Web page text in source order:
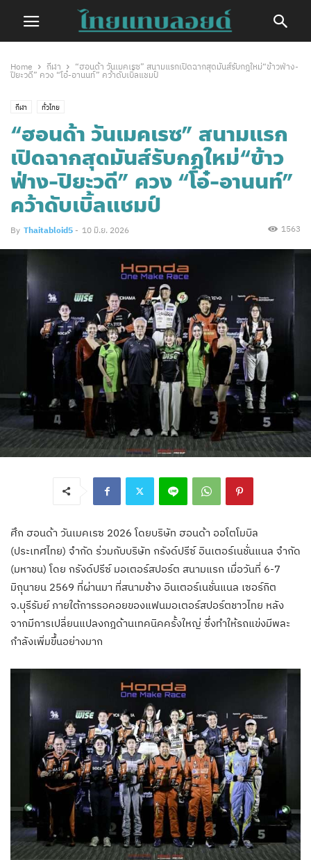
Home กีฬา
“ฮอนด้า วันเมคเรซ” สนามแรกเปิดฉากสุดมันส์รับกฎใหม่“ข้าวฟ่าง-
ปิยะวดี” ควง “โอ๋-อานนท์” คว้าดับเบิ้ลแชมป์
กีฬา ทั่วไทย
“ฮอนด้า วันเมคเรซ” สนามแรก
เปิดฉากสุดมันส์รับกฎใหม่“ข้าว
ฟ่าง-ปิยะวดี” ควง “โอ๋-อานนท์”
คว้าดับเบิ้ลแชมป์
By Thaitabloid5 - 10 มิ.ย. 2026 1563
ศึก ฮอนด้า วันเมคเรซ 2026 โดยบริษัท ฮอนด้า ออโตโมบิล
(ประเทศไทย) จำกัด ร่วมกับบริษัท กรังด์ปรีซ์ อินเตอร์เนชั่นแนล จำกัด
(มหาชน) โดย กรังด์ปรีซ์ มอเตอร์สปอร์ต สนามแรก เมื่อวันที่ 6-7
มิถุนายน 2569 ที่ผ่านมา ที่สนามช้าง อินเตอร์เนชั่นแนล เซอร์กิต
จ.บุรีรัมย์ ภายใต้การรอคอยของแฟนมอเตอร์สปอร์ตชาวไทย หลัง
จากมีการเปลี่ยนแปลงกฎด้านเทคนิคครั้งใหญ่ ซึ่งทำให้รถแข่งมีพละ
กำลังเพิ่มขึ้นอย่างมาก